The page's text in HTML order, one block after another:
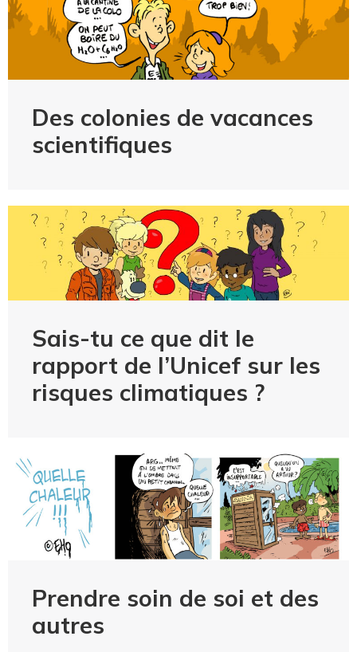
Des colonies de vacances
scientifiques
Sais-tu ce que dit le
rapport de l’Unicef sur les
risques climatiques ?
Prendre soin de soi et des
autres